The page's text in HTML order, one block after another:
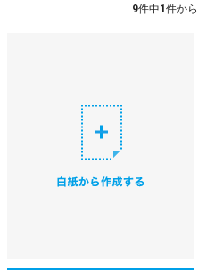
9件中1 件から